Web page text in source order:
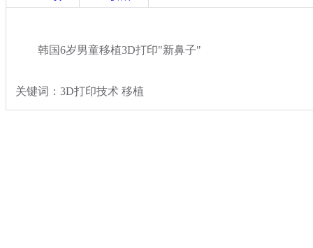
韩国6岁男童移植3D打印"新鼻子"
关键词：3D打印技术 移植